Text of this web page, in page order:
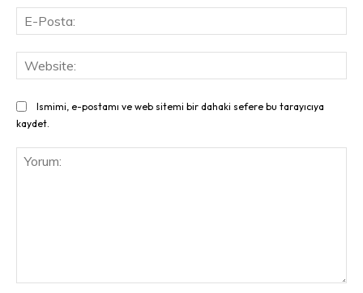
Ismimi, e-postamı ve web sitemi bir dahaki sefere bu tarayıcıya
kaydet.